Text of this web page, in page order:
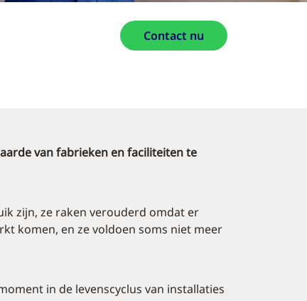
Contact nu
van fabrieken en faciliteiten te
zijn, ze raken verouderd omdat er
komen, en ze voldoen soms niet meer
in de levenscyclus van installaties